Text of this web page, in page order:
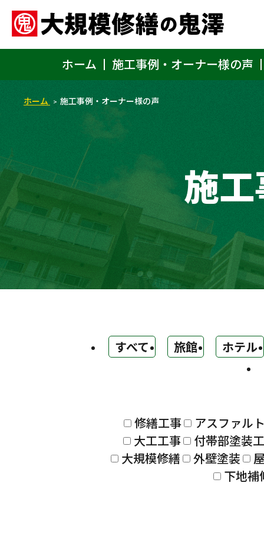
ホーム 施工事例・オーナー様の声
ホーム 施工事例・オーナー様の声
施
すべて 旅館 ホテル
修繕工事
アスファル
大工工事
付帯部塗装
大規模修繕
外壁塗装
下地補